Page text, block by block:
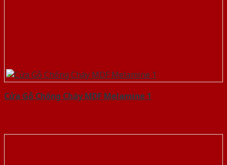
Cửa Gỗ Chống Cháy MDF Melamine 1